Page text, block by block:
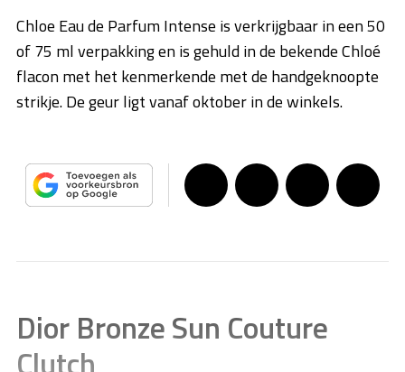
Chloe Eau de Parfum Intense is verkrijgbaar in een 50
of 75 ml verpakking en is gehuld in de bekende Chloé
flacon met het kenmerkende met de handgeknoopte
strikje. De geur ligt vanaf oktober in de winkels.
Dior Bronze Sun Couture